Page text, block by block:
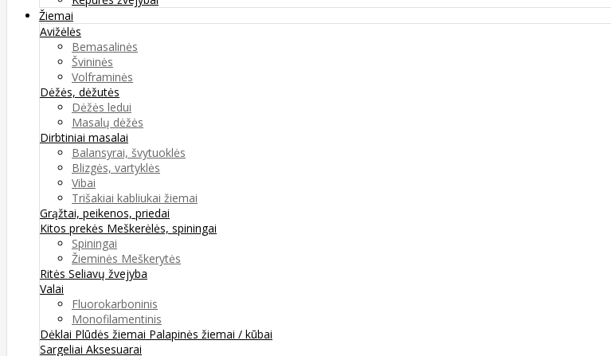
Žiemai
Avižėlės
Bemasalinės
Švininės
Volframinės
Dėžės, dėžutės
Dėžės ledui
Masalų dėžės
Dirbtiniai masalai
Balansyrai, švytuoklės
Blizgės, vartyklės
Vibai
Trišakiai kabliukai žiemai
Grąžtai, peikenos, priedai
Kitos prekės Meškerėlės, spiningai
Spiningai
Žieminės Meškerytės
Ritės Seliavų žvejyba
Valai
Fluorokarboninis
Monofilamentinis
Dėklai Plūdės žiemai Palapinės žiemai / kūbai
Sargeliai Aksesuarai